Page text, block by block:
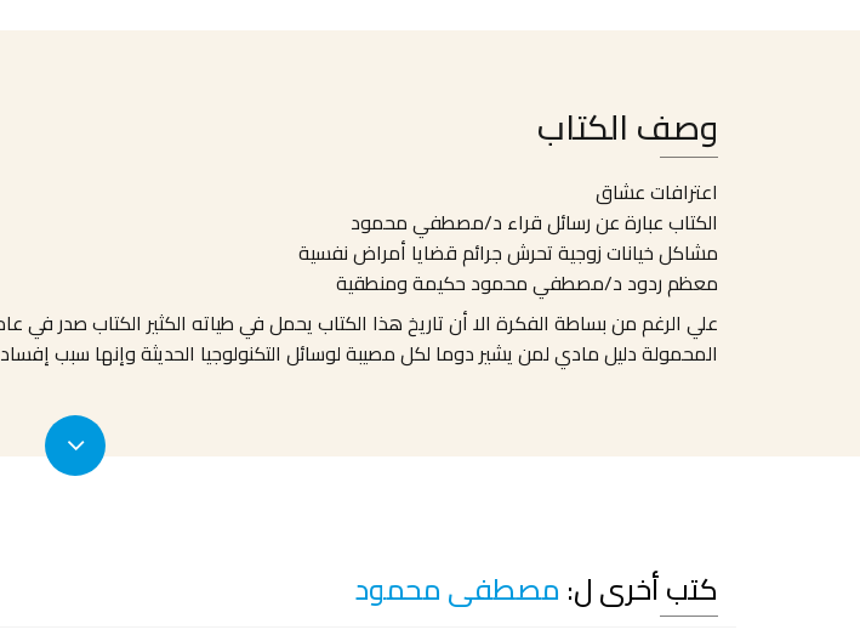
وصف الكتاب
اعترافات عشاق
الكتاب عبارة عن رسائل قراء د/مصطفي محمود
مشاكل خيانات زوجية تحرش جرائم قضايا أمراض نفسية
معظم ردود د/مصطفي محمود حكيمة ومنطقية
المحمولة دليل مادي لمن يشير دوما لكل مصيبة لوسائل التكنولوجيا الحديثة وإنها سبب إفساد
كتب أخرى ل: مصطفى محمود